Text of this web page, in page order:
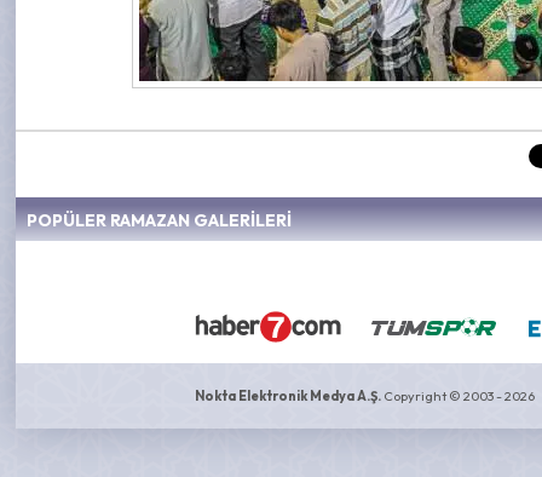
POPÜLER RAMAZAN GALERİLERİ
Nokta Elektronik Medya A.Ş. Copyright © 2003 - 2026